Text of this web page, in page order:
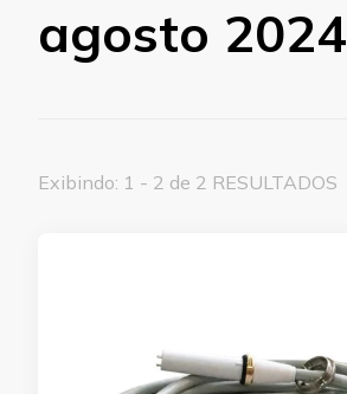
agosto 2024
Exibindo: 1 - 2 de 2 RESULTADOS